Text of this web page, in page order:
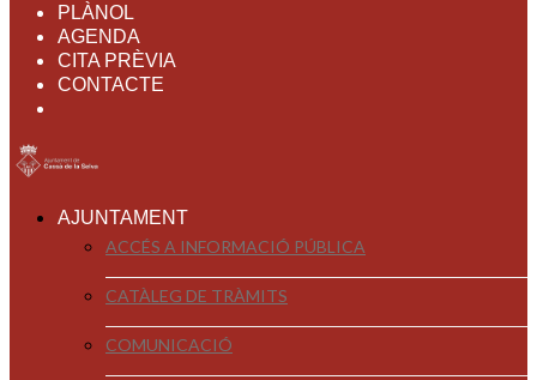
PLÀNOL
AGENDA
CITA PRÈVIA
CONTACTE
AJUNTAMENT
ACCÉS A INFORMACIÓ PÚBLICA
CATÀLEG DE TRÀMITS
COMUNICACIÓ